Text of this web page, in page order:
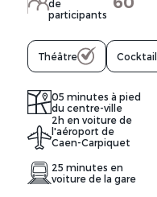
de
participants
Théâtre Cocktail
05 minutes à pied
du centre-ville
2h en voiture de
l'aéroport de
Caen-Carpiquet
25 minutes en
voiture de la gare